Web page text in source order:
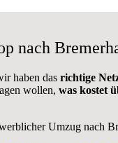
nach
haben das richtige
wollen, was kostet
Umzug nach